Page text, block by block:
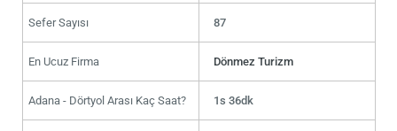
Sefer Sayısı 87
En Ucuz Firma Dönmez Turizm
Adana - Dörtyol Arası Kaç Saat? 1s 36dk